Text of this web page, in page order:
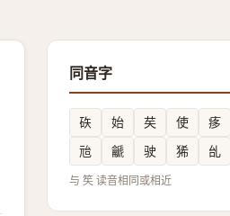
同音字
䂠 始 䒨 使 痑
兘
䶵 驶 狶 乨
与 笶 读音相同或相近